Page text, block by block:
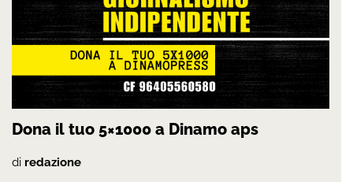
Dona il tuo 5×1000 a Dinamo aps
di redazione